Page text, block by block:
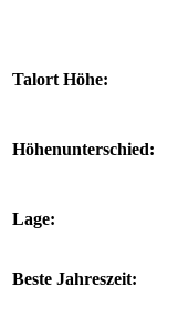
Talort Höhe:
Höhenunterschied:
Lage:
Beste Jahreszeit: